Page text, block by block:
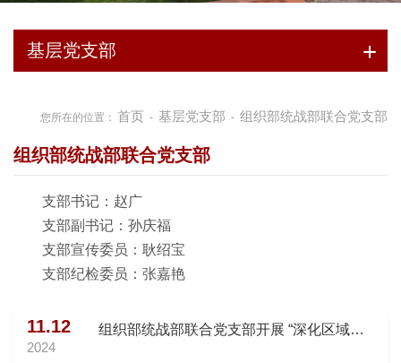
基层党支部
您所在的位置： 首页 - 基层党支部 - 组织部统战部联合党支部
组织部统战部联合党支部
支部书记：赵广
支部副书记：孙庆福
支部宣传委员：耿绍宝
支部纪检委员：张嘉艳
11.12
2024
组织部统战部联合党支部开展 “深化区域化